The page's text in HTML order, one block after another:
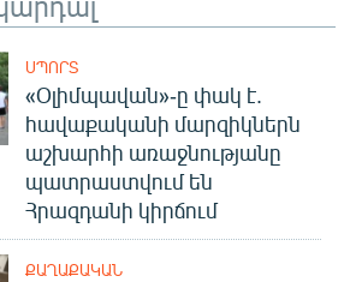
ՍՊՈՐՏ
«Օլիմպավան»-ը փակ է.
հավաքականի մարզիկներն
աշխարհի առաջնությանը
պատրաստվում են
Հրազդանի կիրճում
ՔԱՂԱՔԱԿԱՆ